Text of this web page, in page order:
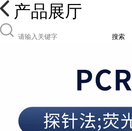
产品展厅
搜索